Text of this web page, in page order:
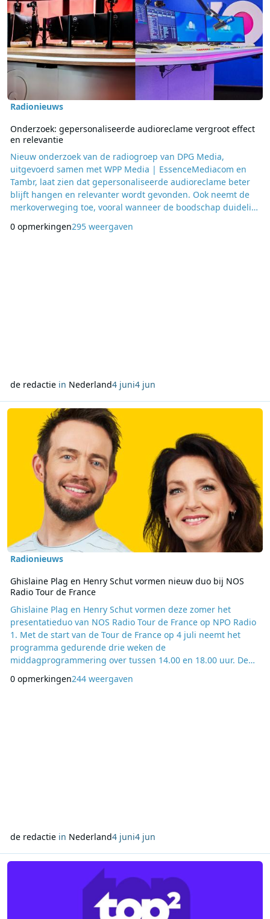
Radionieuws
Onderzoek: gepersonaliseerde audioreclame vergroot effect
en relevantie
Nieuw onderzoek van de radiogroep van DPG Media,
uitgevoerd samen met WPP Media | EssenceMediacom en
Tambr, laat zien dat gepersonaliseerde audioreclame beter
blijft hangen en relevanter wordt gevonden. Ook neemt de
merkoverweging toe, vooral wanneer de boodschap duidelijk
1.800 deelnemers verschillende versies van
0 opmerkingen295 weergaven
de redactiein Nederland4 juni4 jun
Lees meer over Ghislaine Plag en Henry Schut vormen nieuw duo
Radionieuws
Ghislaine Plag en Henry Schut vormen nieuw duo bij NOS
Radio Tour de France
Ghislaine Plag en Henry Schut vormen deze zomer het
presentatieduo van NOS Radio Tour de France op NPO Radio
1. Met de start van de Tour de France op 4 juli neemt het
programma gedurende drie weken de
middagprogrammering over tussen 14.00 en 18.00 uur. De
van eerdere edities doordat Plag de rol overneemt van
0 opmerkingen244 weergaven
de redactiein Nederland4 juni4 jun
Lees meer over Zes uur lang classics tijdens de TOP2 Classics 100